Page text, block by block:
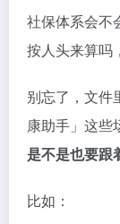
社保体系会不
按人头来算吗
别忘了，文件
康助手」这些
是不是也要跟
比如：